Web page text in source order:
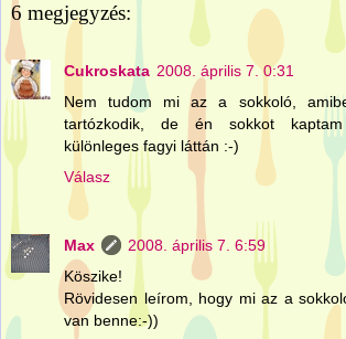
6 megjegyzés:
Cukroskata 2008. április 7. 0:31
Nem tudom mi az a sokkoló,
tartózkodik, de én sokkot kaptam
különleges fagyi láttán :-)
Válasz
Max
2008. április 7. 6:59
Köszike!
Rövidesen leírom, hogy mi az a
van benne:-))